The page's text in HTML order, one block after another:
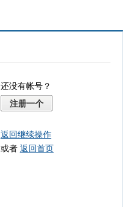
还没有帐号？
注册一个
返回继续操作
或者 返回首页